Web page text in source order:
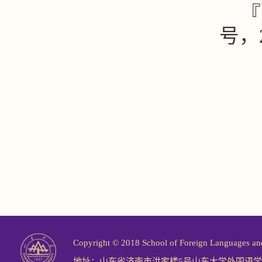
号，
Copyright © 2018 School of Foreign Languages